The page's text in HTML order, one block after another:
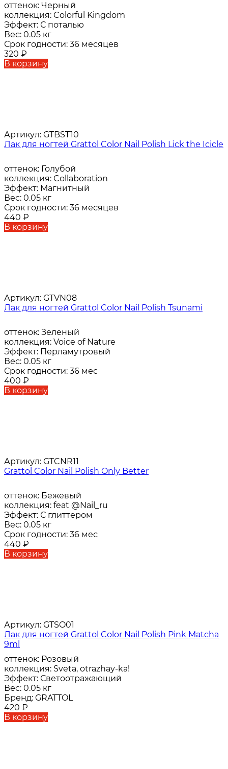
оттенок: Черный
коллекция: Colorful Kingdom
Эффект: С поталью
Вес: 0.05 кг
Срок годности: 36 месяцев
320 ₽
В корзину
Артикул: GTBST10
Лак для ногтей Grattol Color Nail Polish Lick the Icicle
оттенок: Голубой
коллекция: Collaboration
Эффект: Магнитный
Вес: 0.05 кг
Срок годности: 36 месяцев
440 ₽
В корзину
Артикул: GTVN08
Лак для ногтей Grattol Color Nail Polish Tsunami
оттенок: Зеленый
коллекция: Voice of Nature
Эффект: Перламутровый
Вес: 0.05 кг
Срок годности: 36 мес
400 ₽
В корзину
Артикул: GTCNR11
Grattol Color Nail Polish Only Better
оттенок: Бежевый
коллекция: feat @Nail_ru
Эффект: С глиттером
Вес: 0.05 кг
Срок годности: 36 мес
440 ₽
В корзину
Артикул: GTSO01
Лак для ногтей Grattol Color Nail Polish Pink Matcha
9ml
оттенок: Розовый
коллекция: Sveta, otrazhay-ka!
Эффект: Светоотражающий
Вес: 0.05 кг
Бренд: GRATTOL
420 ₽
В корзину